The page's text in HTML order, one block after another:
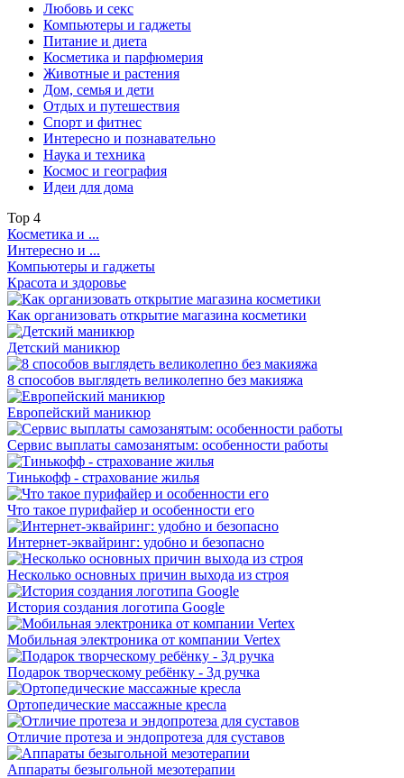
Любовь и секс
Компьютеры и гаджеты
Питание и диета
Косметика и парфюмерия
Животные и растения
Дом, семья и дети
Отдых и путешествия
Спорт и фитнес
Интересно и познавательно
Наука и техника
Космос и география
Идеи для дома
Top 4
Косметика и ...
Интересно и ...
Компьютеры и гаджеты
Красота и здоровье
Как организовать открытие магазина косметики
Детский маникюр
8 способов выглядеть великолепно без макияжа
Европейский маникюр
Сервис выплаты самозанятым: особенности работы
Тинькофф - страхование жилья
Что такое пурифайер и особенности его
Интернет-эквайринг: удобно и безопасно
Несколько основных причин выхода из строя
История создания логотипа Google
Мобильная электроника от компании Vertex
Подарок творческому ребёнку - 3д ручка
Ортопедические массажные кресла
Отличие протеза и эндопротеза для суставов
Аппараты безыгольной мезотерапии